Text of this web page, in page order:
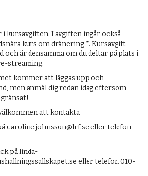
i kursavgiften. I avgiften ingår också
kurs om dränering *. Kursavgift
och är densamma om du deltar på plats i
streaming.
kommer att läggas upp och
men anmäl dig redan idag eftersom
att kontakta
caroline.johnsson@lrf.se eller telefon
på linda-
eller telefon 010-